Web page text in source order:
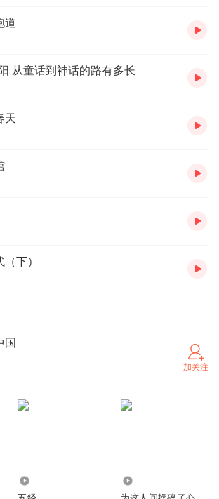
道
从童话到神话的路有多长
天
下）
国
加关注